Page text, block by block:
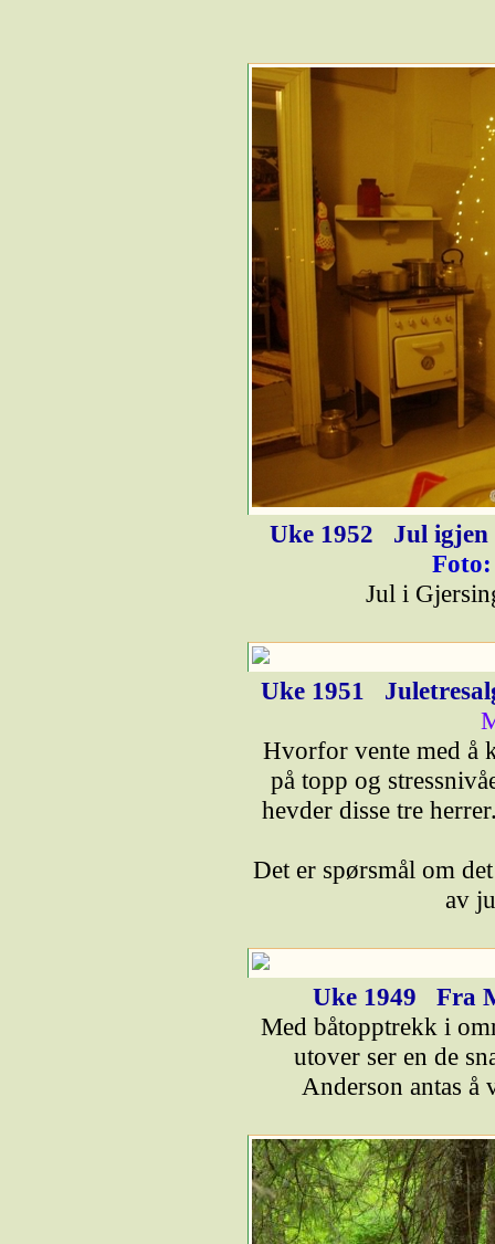
Uke 1952
Jul igjen
Jul i
Uke 1951
Hvorfor vente med å
på topp og
hevder disse tre
Det er spørsmål om
av
Uke 1949
Fra
Med båtopptrekk i
utover ser en de
Anderson antas